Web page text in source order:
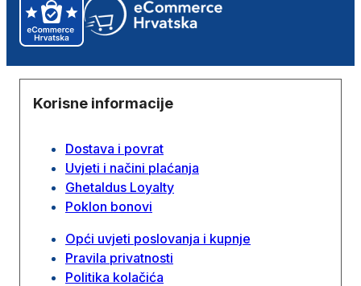
Korisne informacije
Dostava i povrat
Uvjeti i načini plaćanja
Ghetaldus Loyalty
Poklon bonovi
Opći uvjeti poslovanja i kupnje
Pravila privatnosti
Politika kolačića